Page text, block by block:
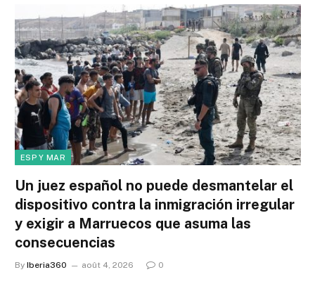
ESP Y MAR
Un juez español no puede desmantelar el
dispositivo contra la inmigración irregular
y exigir a Marruecos que asuma las
consecuencias
By Iberia360 août 4, 2026 0